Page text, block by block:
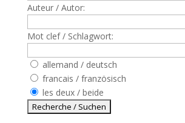
Auteur / Autor:
Mot clef / Schlagwort:
allemand / deutsch
francais / französisch
les deux / beide